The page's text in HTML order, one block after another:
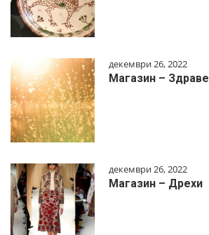
декември 26, 2022
Магазин – Здраве
декември 26, 2022
Магазин – Дрехи